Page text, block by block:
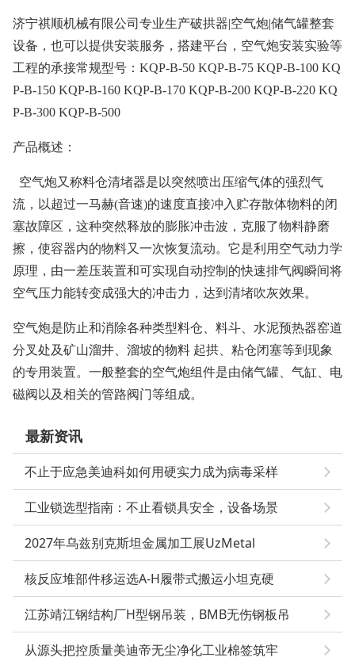
济宁祺顺机械有限公司专业生产破拱器|空气炮|储气罐整套
设备，也可以提供安装服务，搭建平台，空气炮安装实验等
工程的承接常规型号：KQP-B-50 KQP-B-75 KQP-B-100 KQ
P-B-150 KQP-B-160 KQP-B-170 KQP-B-200 KQP-B-220 KQ
P-B-300 KQP-B-500
产品概述：
空气炮又称料仓清堵器是以突然喷出压缩气体的强烈气
流，以超过一马赫(音速)的速度直接冲入贮存散体物料的闭
塞故障区，这种突然释放的膨胀冲击波，克服了物料静磨
擦，使容器内的物料又一次恢复流动。它是利用空气动力学
原理，由一差压装置和可实现自动控制的快速排气阀瞬间将
空气压力能转变成强大的冲击力，达到清堵吹灰效果。
空气炮是防止和消除各种类型料仓、料斗、水泥预热器窑道
分叉处及矿山溜井、溜坡的物料 起拱、粘仓闭塞等到现象
的专用装置。一般整套的空气炮组件是由储气罐、气缸、电
磁阀以及相关的管路阀门等组成。
最新资讯
不止于应急美迪科如何用硬实力成为病毒采样
工业锁选型指南：不止看锁具安全，设备场景
2027年乌兹别克斯坦金属加工展UzMetal
核反应堆部件移运选A-H履带式搬运小坦克硬
江苏靖江钢结构厂H型钢吊装，BMB无伤钢板吊
从源头把控质量美迪帝无尘净化工业棉签筑牢